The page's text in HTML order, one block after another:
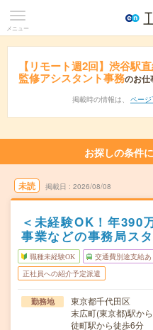
メニュー
【リモート週2回】渋谷駅
監修アシスタント事務のお仕
掲載時の情報は、 ペー
お探しの条件
未読 掲載日 2026/08/08
＜未経験OK！年390
事業などの事務局ス
職種未経験OK 交通費別途支給あ
正社員への紹介予定派遣
勤務地
東京都千代田区
末広町(東京都)駅か
徒町駅から徒歩6分